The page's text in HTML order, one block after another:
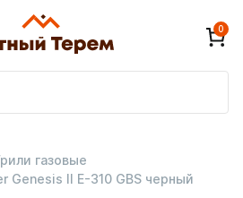
0
газовые
Genesis II E-310 GBS черный